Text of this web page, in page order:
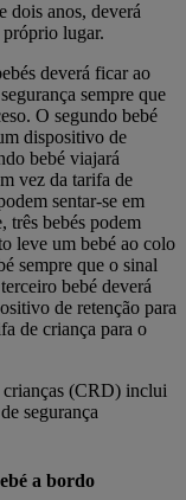
dois anos, deverá
próprio lugar.
deverá ficar ao
sempre que
O segundo bebé
dispositivo de
bebé viajará
vez da tarifa de
sentar-se em
três bebés podem
leve um bebé ao colo
sempre que o sinal
bebé deverá
de retenção para
de criança para o
crianças (CRD) inclui
segurança
a bordo